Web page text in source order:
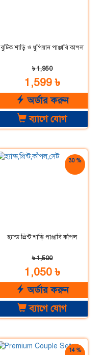
বুটিক শাড়ি ও ধুপিয়ান পাঞ্জাবি কাপল
৳ 1,950
1,599 ৳
অর্ডার করুন
ব্যাগে যোগ
30 %
হ্যান্ড প্রিন্ট শাড়ি পাঞ্জাবি কাঁপল
৳ 1,500
1,050 ৳
অর্ডার করুন
ব্যাগে যোগ
14 %